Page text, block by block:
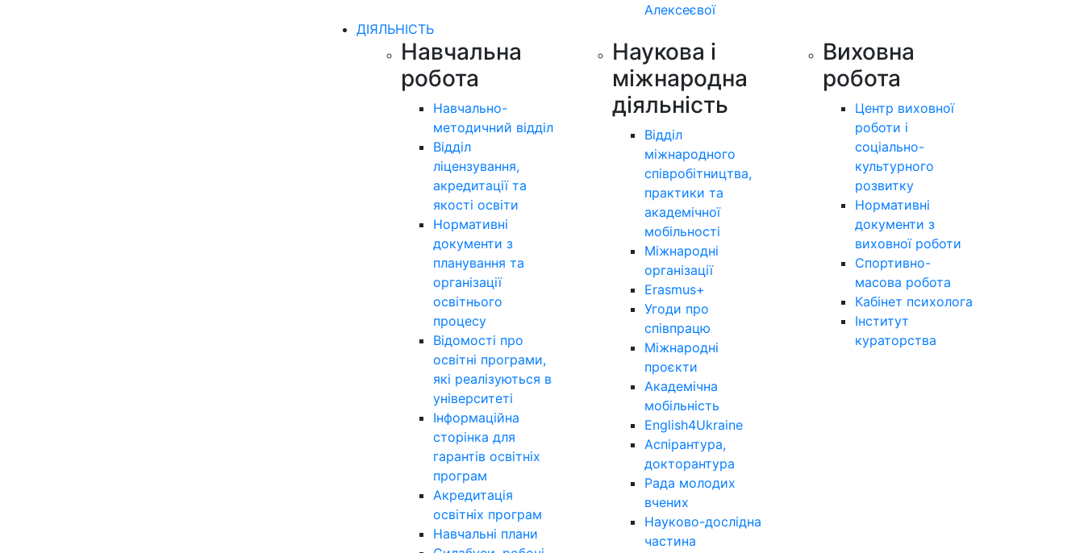
Алексеєвої
ДІЯЛЬНІСТЬ
Навчальна
робота
Навчально-
методичний відділ
Відділ
ліцензування,
акредитації та
якості освіти
Нормативні
документи з
планування та
організації
освітнього
процесу
Відомості про
освітні програми,
які реалізуються в
університеті
Інформаційна
сторінка для
гарантів освітніх
програм
Акредитація
освітніх програм
Навчальні плани
Наукова і
міжнародна
діяльність
Відділ
міжнародного
співробітництва,
практики та
академічної
мобільності
Міжнародні
організації
Erasmus+
Угоди про
співпрацю
Міжнародні
проєкти
Академічна
мобільність
English4Ukraine
Аспірантура,
докторантура
Рада молодих
вчених
Науково-дослідна
частина
Виховна
робота
Центр виховної
роботи і
соціально-
культурного
розвитку
Нормативні
документи з
виховної роботи
Спортивно-
масова робота
Кабінет психолога
Інститут
кураторства